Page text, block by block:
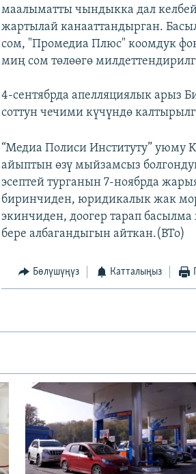
маалыматты чындыкка дал
жартылай канааттандырган.
сом, "Промедиа Плюс" коомдук
миң сом төлөөгө
4-сентябрда апелляциялык арыз
соттун чечими күчүндө
“Медиа Полиси Институту” уюму
айыптын өзү мыйзамсыз
эсептей турганын 7-ноябрда
биринчиден, юридикалык жак
экинчиден, доогер тарап
бере албагандыгын айткан.(BTo)
Бөлүшүңүз Катталыңыз